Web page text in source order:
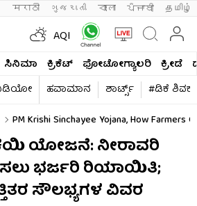
मराठी ગુજરાતી বাংলা ਪੰਜਾਬੀ தமிழ்
AQI
ಸಿನಿಮಾ ಕ್ರಿಕೆಟ್​ ಫೋಟೋಗ್ಯಾಲರಿ ಕ್ರೀಡೆ
ಹವಾಮಾನ ಶಾರ್ಟ್ಸ್​
#ಡಿಕೆ
PM Krishi Sinchayee Yojana, How Farmers
ಯೋಜನೆ: ನೀರಾವರಿ
ಭರ್ಜರಿ ರಿಯಾಯಿತಿ;
ಸೌಲಭ್ಯಗಳ ವಿವರ